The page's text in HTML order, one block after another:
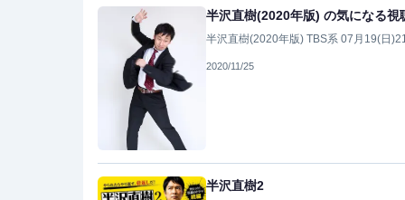
半沢直樹(2020年版) の気になる視
半沢直樹(2020年版) TBS系 07月19(日
2020/11/25
半沢直樹2